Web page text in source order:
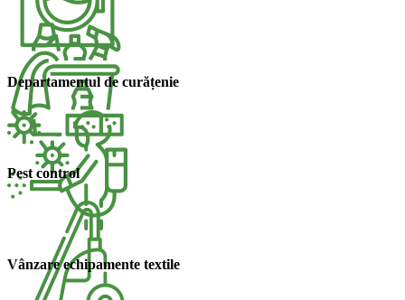
Departamentul de curățenie​
Pest control​
Vânzare echipamente textile​